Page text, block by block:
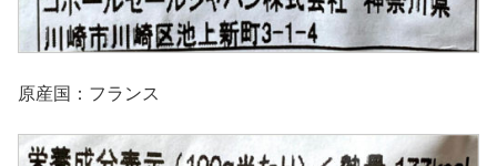
原産国：フランス